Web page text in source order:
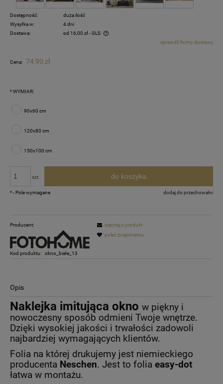
Dostępność:
duża ilość
Wysyłka w:
4 dni
Dostawa:
od 16,00 zł- GLS
Cena nie zawiera ewentualnych kosztów płatnościsprawdź formy dostawy
Cena: 74,90 zł
*WYMIAR:
90x60 cm
120x80 cm
150x100 cm
szt. do koszyka
dodaj do przechowalni
*- Pole wymagane
Producent:
Kod produktu: okno_białe_13
zapytaj o produkt
poleć znajomemu
Opis
Naklejka imitująca okno w piękny i
nowoczesny sposób odmieni Twoje wnętrze.
Dzięki wysokiej jakości i trwałości zadowoli
najbardziej wymagających klientów.
Folia na której drukujemy jest niemieckiego
producenta Neschen. Jest to folia easy-dot
łatwa w montażu.